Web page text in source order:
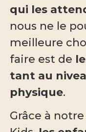
qui les
nous ne le
meilleure
faire est de
tant au
physique.
Grâce à